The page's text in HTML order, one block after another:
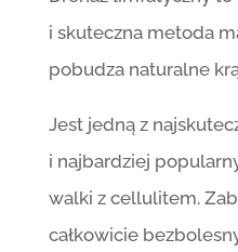
i skuteczna metoda
pobudza naturalne
Jest jedną z
i najbardziej
walki z cellulitem.
całkowicie